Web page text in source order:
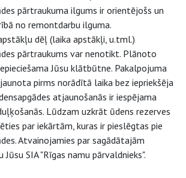
pārtraukuma ilgums ir orientējošs un
no remontdarbu ilguma.
dēļ (laika apstākļi, u.tml.)
pārtraukums var nenotikt. Plānoto
Jūsu klātbūtne. Pakalpojuma
pirms norādītā laika bez iepriekšēja
atjaunošanās ir iespējama
Lūdzam uzkrāt ūdens rezerves
par iekārtām, kuras ir pieslēgtas pie
Atvainojamies par sagādātajām
SIA "Rīgas namu pārvaldnieks".